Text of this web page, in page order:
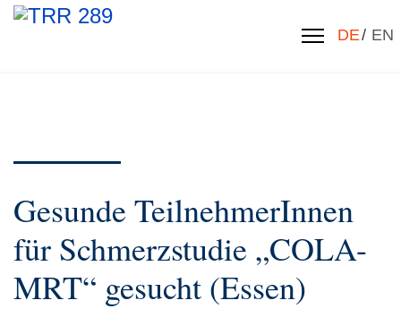
DE EN
Gesunde TeilnehmerInnen
für Schmerzstudie „COLA-
MRT“ gesucht (Essen)